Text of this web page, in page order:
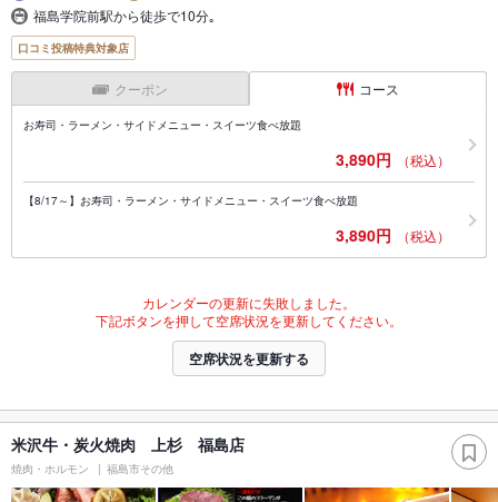
福島学院前駅から徒歩で10分｡
口コミ投稿特典対象店
クーポン コース
お寿司・ラーメン・サイドメニュー・スイーツ食べ放題
3,890円 （税込）
【8/17～】お寿司・ラーメン・サイドメニュー・スイーツ食べ放題
3,890円 （税込）
カレンダーの更新に失敗しました。
下記ボタンを押して空席状況を更新してください。
空席状況を更新する
米沢牛・炭火焼肉 上杉 福島店
焼肉・ホルモン 福島市その他